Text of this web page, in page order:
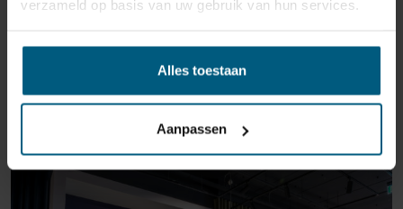
verzameld op basis van uw gebruik van hun services.
Alles toestaan
Aanpassen
aantrekkelijk. Combineer het uitzoeken van een nieuw
middag met het gezin. Ook met kinderen is het een
gaan. Zo wordt het kiezen van een nieuw bed niet
alleen praktisch, maar ook gezellig.